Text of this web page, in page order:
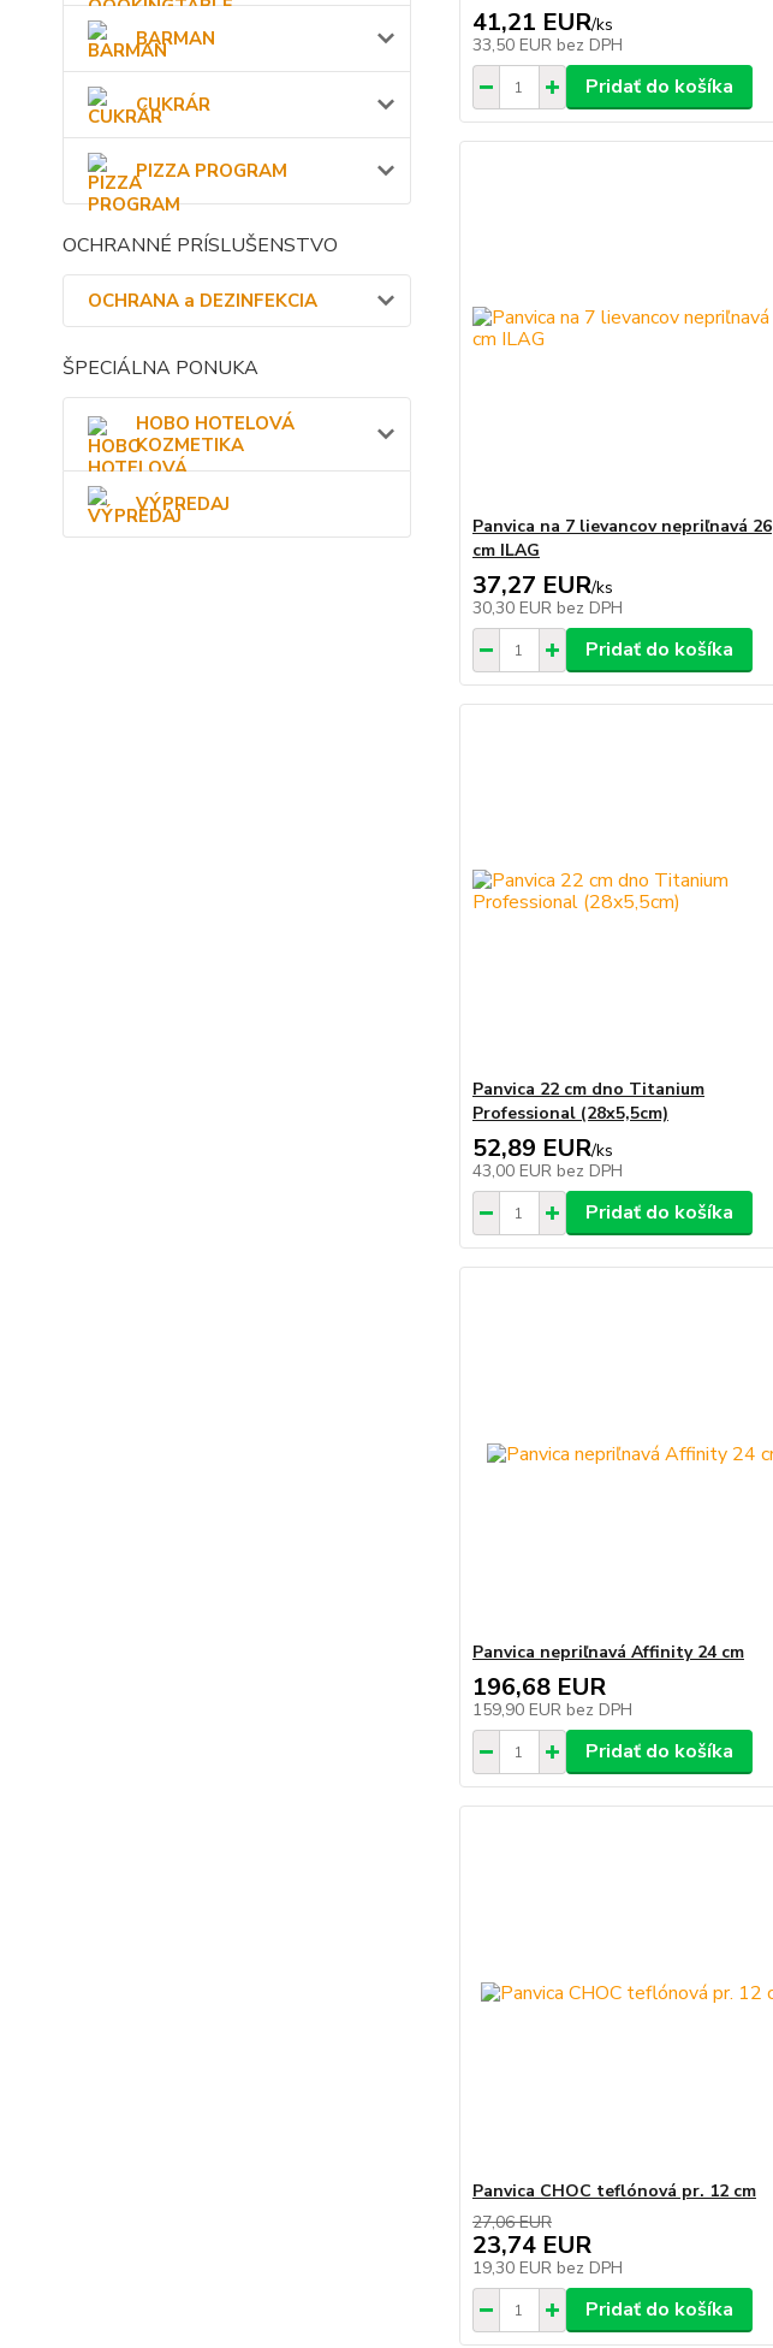
BARMAN
CUKRÁR
PIZZA PROGRAM
OCHRANNÉ PRÍSLUŠENSTVO
OCHRANA a DEZINFEKCIA
ŠPECIÁLNA PONUKA
HOBO HOTELOVÁ
KOZMETIKA
VÝPREDAJ
41,21 EUR/ks
33,50 EUR bez DPH
Pridať do košíka
Panvica na 7 lievancov nepriľnavá 26
cm ILAG
37,27 EUR/ks
30,30 EUR bez DPH
Pridať do košíka
Panvica 22 cm dno Titanium
Professional (28x5,5cm)
52,89 EUR/ks
43,00 EUR bez DPH
Pridať do košíka
Panvica nepriľnavá Affinity 24 cm
196,68 EUR
159,90 EUR bez DPH
Pridať do košíka
Panvica CHOC teflónová pr. 12 cm
27,06 EUR
23,74 EUR
19,30 EUR bez DPH
Pridať do košíka